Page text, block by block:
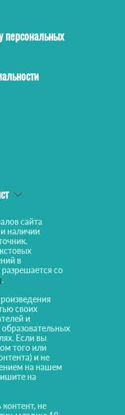
персональных
сайта
наличии
в
со
.
своих
и
Если вы
того или
и не
на нашем
на
не